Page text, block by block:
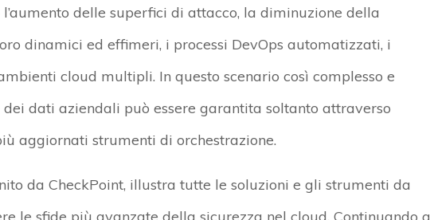
delle superfici di attacco, la diminuzione della
dinamici ed effimeri, i processi DevOps automatizzati, i
cloud multipli. In questo scenario così complesso e
dati aziendali può essere garantita soltanto attraverso
aggiornati strumenti di orchestrazione.
da CheckPoint, illustra tutte le soluzioni e gli strumenti da